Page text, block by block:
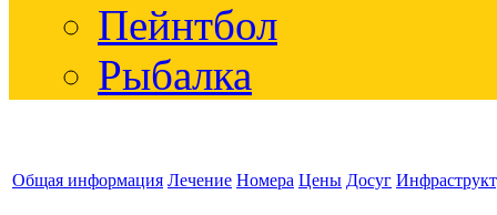
Пейнтбол
Рыбалка
Общая информация Лечение Номера Цены Досуг